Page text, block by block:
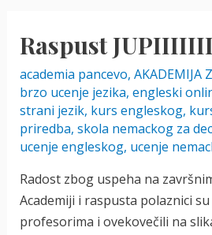
Raspust
academia pancevo, AKADEMIJA
brzo ucenje jezika, engleski
strani jezik, kurs engleskog,
priredba, skola nemackog za
ucenje engleskog, ucenje
Radost zbog uspeha na
Academiji i raspusta polaznici
profesorima i ovekovečili na